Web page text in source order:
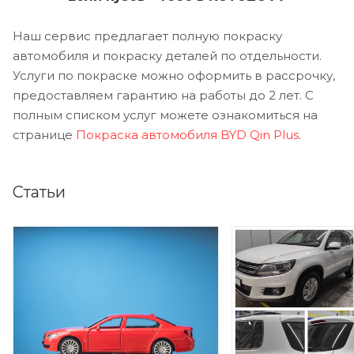
Наш сервис предлагает полную покраску
автомобиля и покраску деталей по отдельности.
Услуги по покраске можно оформить в рассрочку,
предоставляем гарантию на работы до 2 лет. С
полным списком услуг можете ознакомиться на
странице Покраска автомобиля BYD Qin Plus.
Статьи